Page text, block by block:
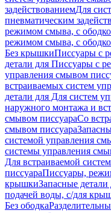
задействованиемДля
пневматическим
режимом смыва, с
режимом смыва, с
Без крышкиПиссуары с
детали для Писсуары с
управления смывом
встраиваемых систем
детали для Для систем
наружного монтажа и
смывом писсуараСо
смывом писсуара
системой управления
системы управления
Для встраиваемой
писсуараПиссуары,
крышкиЗапасные
подачей воды, с/для
Без ободка